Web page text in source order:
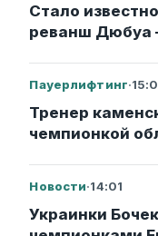
Стало
реванш Дюбуа
Пауерлифтинг·
Тренер
чемпионкой
Новости·14:01
Украинки